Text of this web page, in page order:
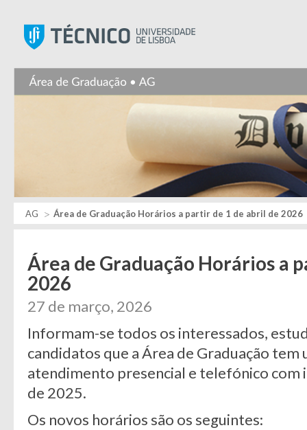
AG Área de Graduação Horários a partir de 1 de abril de 2026
Área de Graduação Horários a
2026
27 de março, 2026
Informam-se todos os interessados,
candidatos que a Área de Graduação
atendimento presencial e telefónico com
de 2025.
Os novos horários são os seguintes: